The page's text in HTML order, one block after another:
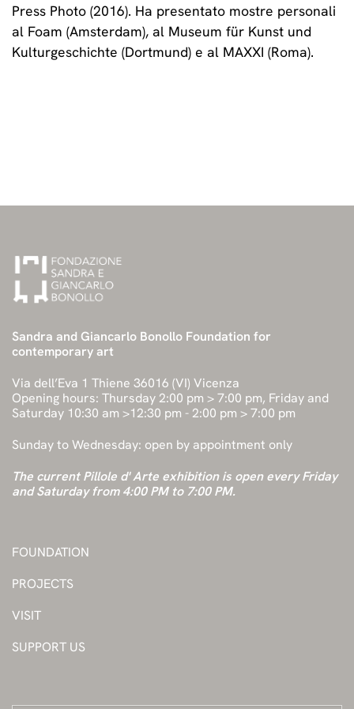
Press Photo (2016). Ha presentato mostre personali
al Foam (Amsterdam), al Museum für Kunst und
Kulturgeschichte (Dortmund) e al MAXXI (Roma).
Sandra and Giancarlo Bonollo Foundation for
contemporary art
Via dell’Eva 1 Thiene 36016 (VI) Vicenza
Opening hours: Thursday 2:00 pm > 7:00 pm, Friday and
Saturday 10:30 am >12:30 pm - 2:00 pm > 7:00 pm
Sunday to Wednesday: open by appointment only
The current Pillole d' Arte exhibition is open every Friday
and Saturday from 4:00 PM to 7:00 PM.
FOUNDATION
PROJECTS
VISIT
SUPPORT US